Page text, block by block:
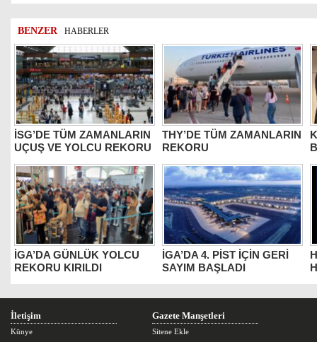
BENZER HABERLER
İSG’DE TÜM ZAMANLARIN
UÇUŞ VE YOLCU REKORU
THY’DE TÜM ZAMANLARIN
REKORU
İGA’DA GÜNLÜK YOLCU
REKORU KIRILDI
İGA’DA 4. PİST İÇİN GERİ
SAYIM BAŞLADI
İletişim
Künye
Gazete Manşetleri
Sitene Ekle